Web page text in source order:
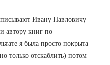
Ивану Павловичу
автору книг по
я была просто покрыта
только отскаблить) потом